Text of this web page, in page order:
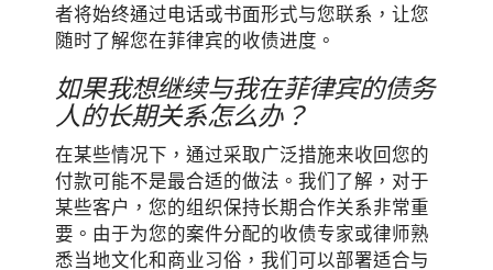
者将始终通过电话或书面形式与您联系，让您
随时了解您在菲律宾的收债进度。
如果我想继续与我在菲律宾的债务
人的长期关系怎么办？
在某些情况下，通过采取广泛措施来收回您的
付款可能不是最合适的做法。我们了解，对于
某些客户，您的组织保持长期合作关系非常重
要。由于为您的案件分配的收债专家或律师熟
悉当地文化和商业习俗，我们可以部署适合与